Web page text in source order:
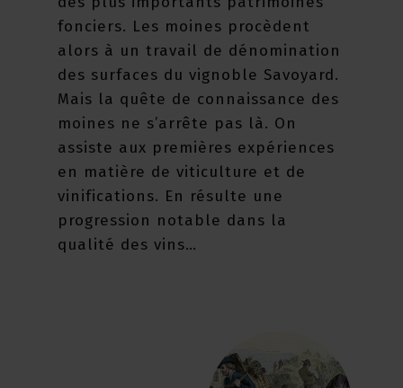
fonciers. Les moines procèdent
alors à un travail de dénomination
des surfaces du vignoble Savoyard.
Mais la quête de connaissance des
moines ne s’arrête pas là. On
assiste aux premières expériences
en matière de viticulture et de
vinifications. En résulte une
progression notable dans la
qualité des vins…